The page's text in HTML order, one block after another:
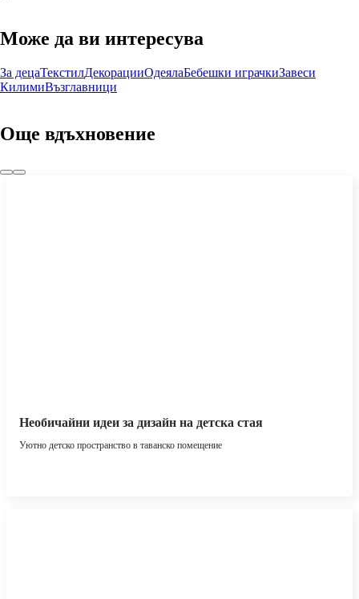
Може да ви интересува
За децаТекстилДекорацииОдеялаБебешки играчкиЗавеси
КилимиВъзглавници
Още вдъхновение
Необичайни идеи за дизайн на детска стая
Уютно детско пространство в таванско помещение